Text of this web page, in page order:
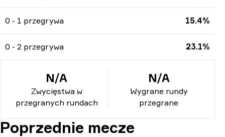
0 - 1 przegrywa 15.4%
0 - 2 przegrywa 23.1%
Zwycięstwa w
przegranych rundach
N/A
Wygrane rundy
przegrane
N/A
Poprzednie mecze